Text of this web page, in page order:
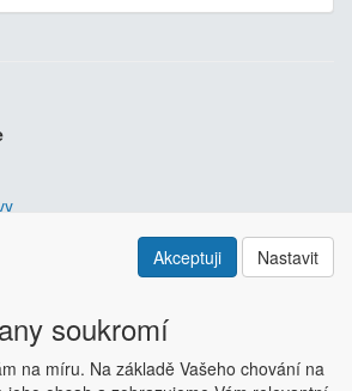
řešením e-commerce pro informační
s uživatelsky příjemnou
se dá upravit a optimalizovat na míru.
Akceptuji Nastavit
soukromí
na míru. Na základě Vašeho chování na